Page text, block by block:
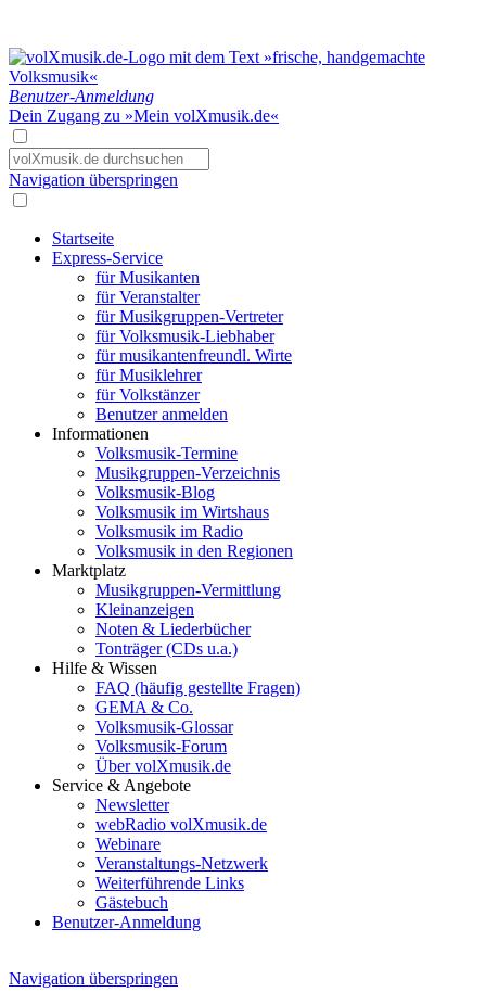
Benutzer-Anmeldung
Dein Zugang zu »Mein volXmusik.de«
Navigation überspringen
Startseite
Express-Service
für Musikanten
für Veranstalter
für Musikgruppen-Vertreter
für Volksmusik-Liebhaber
für musikantenfreundl. Wirte
für Musiklehrer
für Volkstänzer
Benutzer anmelden
Informationen
Volksmusik-Termine
Musikgruppen-Verzeichnis
Volksmusik-Blog
Volksmusik im Wirtshaus
Volksmusik im Radio
Volksmusik in den Regionen
Marktplatz
Musikgruppen-Vermittlung
Kleinanzeigen
Noten & Liederbücher
Tonträger (CDs u.a.)
Hilfe & Wissen
FAQ (häufig gestellte Fragen)
GEMA & Co.
Volksmusik-Glossar
Volksmusik-Forum
Über volXmusik.de
Service & Angebote
Newsletter
webRadio volXmusik.de
Webinare
Veranstaltungs-Netzwerk
Weiterführende Links
Gästebuch
Benutzer-Anmeldung
Navigation überspringen